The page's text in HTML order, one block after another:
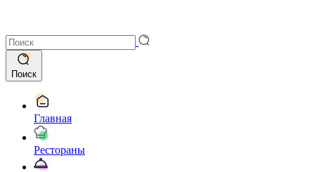
Поиск
Главная
Рестораны